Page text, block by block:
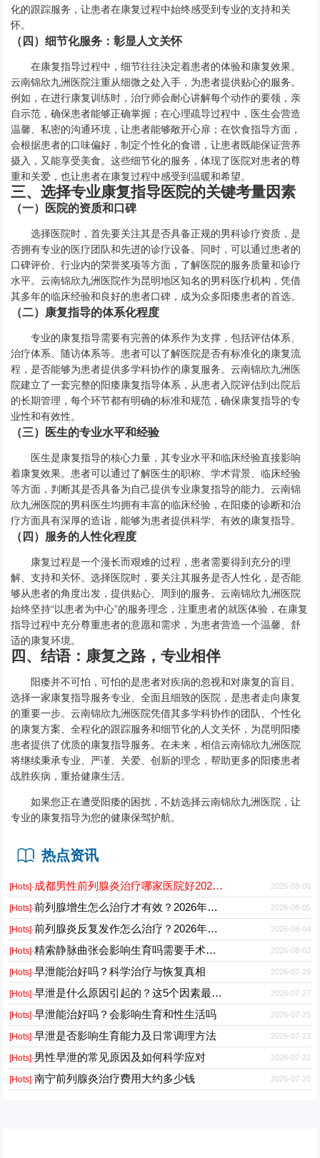
化的跟踪服务，让患者在康复过程中始终感受到专业的支持和关
怀。
（四）细节化服务：彰显人文关怀
在康复指导过程中，细节往往决定着患者的体验和康复效果。
云南锦欣九洲医院注重从细微之处入手，为患者提供贴心的服务。
例如，在进行康复训练时，治疗师会耐心讲解每个动作的要领，亲
自示范，确保患者能够正确掌握；在心理疏导过程中，医生会营造
温馨、私密的沟通环境，让患者能够敞开心扉；在饮食指导方面，
会根据患者的口味偏好，制定个性化的食谱，让患者既能保证营养
摄入，又能享受美食。这些细节化的服务，体现了医院对患者的尊
重和关爱，也让患者在康复过程中感受到温暖和希望。
三、选择专业康复指导医院的关键考量因素
（一）医院的资质和口碑
选择医院时，首先要关注其是否具备正规的男科诊疗资质，是
否拥有专业的医疗团队和先进的诊疗设备。同时，可以通过患者的
口碑评价、行业内的荣誉奖项等方面，了解医院的服务质量和诊疗
水平。云南锦欣九洲医院作为昆明地区知名的男科医疗机构，凭借
其多年的临床经验和良好的患者口碑，成为众多阳痿患者的首选。
（二）康复指导的体系化程度
专业的康复指导需要有完善的体系作为支撑，包括评估体系、
治疗体系、随访体系等。患者可以了解医院是否有标准化的康复流
程，是否能够为患者提供多学科协作的康复服务。云南锦欣九洲医
院建立了一套完整的阳痿康复指导体系，从患者入院评估到出院后
的长期管理，每个环节都有明确的标准和规范，确保康复指导的专
业性和有效性。
（三）医生的专业水平和经验
医生是康复指导的核心力量，其专业水平和临床经验直接影响
着康复效果。患者可以通过了解医生的职称、学术背景、临床经验
等方面，判断其是否具备为自己提供专业康复指导的能力。云南锦
欣九洲医院的男科医生均拥有丰富的临床经验，在阳痿的诊断和治
疗方面具有深厚的造诣，能够为患者提供科学、有效的康复指导。
（四）服务的人性化程度
康复过程是一个漫长而艰难的过程，患者需要得到充分的理
解、支持和关怀。选择医院时，要关注其服务是否人性化，是否能
够从患者的角度出发，提供贴心、周到的服务。云南锦欣九洲医院
始终坚持“以患者为中心”的服务理念，注重患者的就医体验，在康复
指导过程中充分尊重患者的意愿和需求，为患者营造一个温馨、舒
适的康复环境。
四、结语：康复之路，专业相伴
阳痿并不可怕，可怕的是患者对疾病的忽视和对康复的盲目。
选择一家康复指导服务专业、全面且细致的医院，是患者走向康复
的重要一步。云南锦欣九洲医院凭借其多学科协作的团队、个性化
的康复方案、全程化的跟踪服务和细节化的人文关怀，为昆明阳痿
患者提供了优质的康复指导服务。在未来，相信云南锦欣九洲医院
将继续秉承专业、严谨、关爱、创新的理念，帮助更多的阳痿患者
战胜疾病，重拾健康生活。
如果您正在遭受阳痿的困扰，不妨选择云南锦欣九洲医院，让
专业的康复指导为您的健康保驾护航。
热点资讯
[Hots]·成都男性前列腺炎治疗哪家医院好2026正规男科专科推荐 2026-08-06
[Hots]·前列腺增生怎么治疗才有效？2026年最新诊疗方案与护理要点 2026-08-05
[Hots]·前列腺炎反复发作怎么治疗？2026年科学用药与日常护理指南 2026-08-04
[Hots]·精索静脉曲张会影响生育吗需要手术吗能自愈吗 2026-08-02
[Hots]·早泄能治好吗？科学治疗与恢复真相 2026-07-29
[Hots]·早泄是什么原因引起的？这5个因素最常见 2026-07-27
[Hots]·早泄能治好吗？会影响生育和性生活吗 2026-07-25
[Hots]·早泄是否影响生育能力及日常调理方法 2026-07-23
[Hots]·男性早泄的常见原因及如何科学应对 2026-07-22
[Hots]·南宁前列腺炎治疗费用大约多少钱 2026-07-20